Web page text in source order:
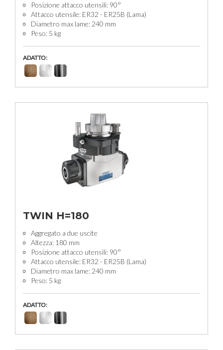
Posizione attacco utensili: 90°
Attacco utensile: ER32 - ER25B (Lama)
Diametro max lame: 240 mm
Peso: 5 kg
ADATTO:
TWIN H=180
Aggregato a due uscite
Altezza: 180 mm
Posizione attacco utensili: 90°
Attacco utensile: ER32 - ER25B (Lama)
Diametro max lame: 240 mm
Peso: 5 kg
ADATTO: